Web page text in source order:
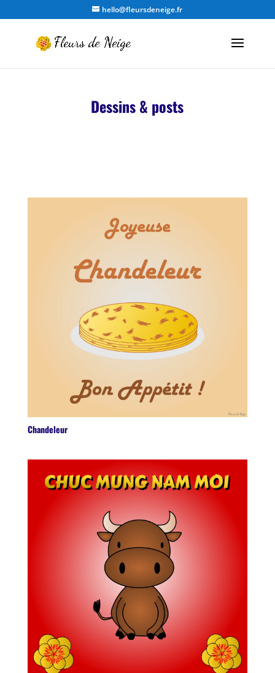
hello@fleursdeneige.fr
Dessins & posts
Chandeleur